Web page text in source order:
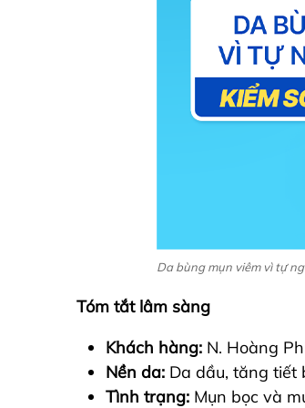
Da bùng mụn viêm vì tự
Tóm tắt lâm sàng
Khách hàng: N. Hoàng
Nền da: Da dầu, tăng tiết
Tình trạng: Mụn bọc và